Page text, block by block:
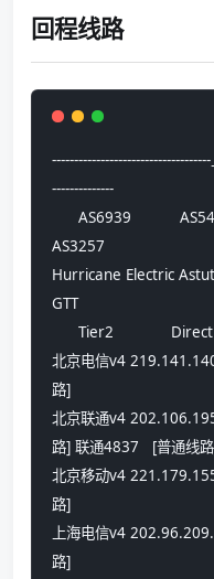
回程线路
--------------
AS3257
Hurricane Electric
GTT
北京电信v4
路]
北京联通v4
路] 联通4837   [普通线
北京移动v4
路]
上海电信v4
路]